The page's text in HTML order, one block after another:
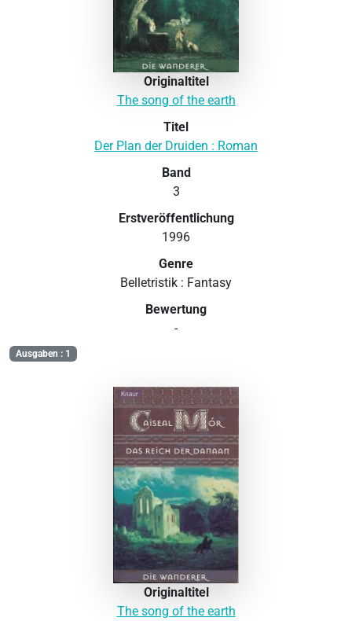
Originaltitel
The song of the earth
Titel
Der Plan der Druiden : Roman
Band
3
Erstveröffentlichung
1996
Genre
Belletristik : Fantasy
Bewertung
-
Ausgaben : 1
Originaltitel
The song of the earth